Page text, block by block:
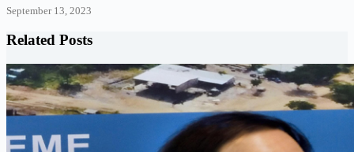
September 13, 2023
Related Posts